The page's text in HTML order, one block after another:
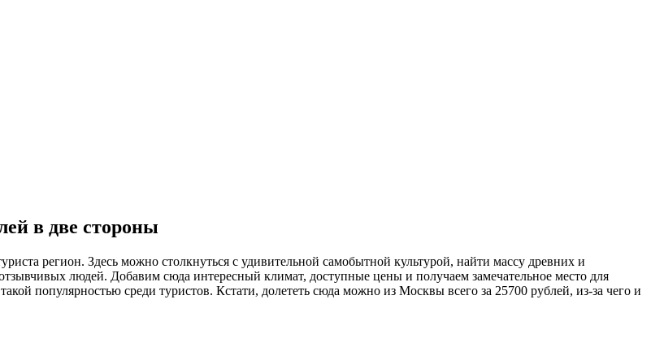
в две стороны
регион. Здесь можно столкнуться с удивительной самобытной культурой, найти массу древних и
людей. Добавим сюда интересный климат, доступные цены и получаем замечательное место для
популярностью среди туристов. Кстати, долететь сюда можно из Москвы всего за 25700 рублей, из-за чего и